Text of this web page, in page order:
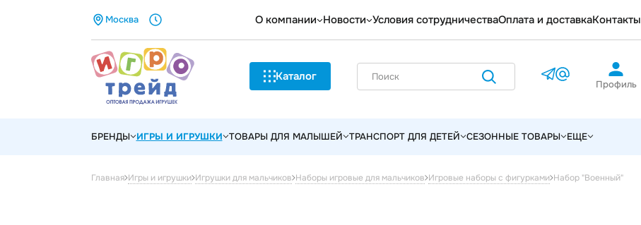
Москва О компании Новости Условия сотрудничестваОплата и доставкаКонтакты
Каталог
Профиль
БРЕНДЫ ИГРЫ И ИГРУШКИ ТОВАРЫ ДЛЯ МАЛЫШЕЙ ТРАНСПОРТ ДЛЯ ДЕТЕЙ СЕЗОННЫЕ ТОВАРЫ ЕЩЕ
Главная Игры и игрушки Игрушки для мальчиков Наборы игровые для мальчиков Игровые наборы с фигурками Набор "Военный"